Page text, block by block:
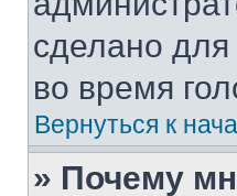
сделано для
во время
Вернуться к
» Почему